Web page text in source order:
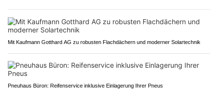
Mit Kaufmann Gotthard AG zu robusten Flachdächern und moderner Solartechnik
Pneuhaus Büron: Reifenservice inklusive Einlagerung Ihrer Pneus